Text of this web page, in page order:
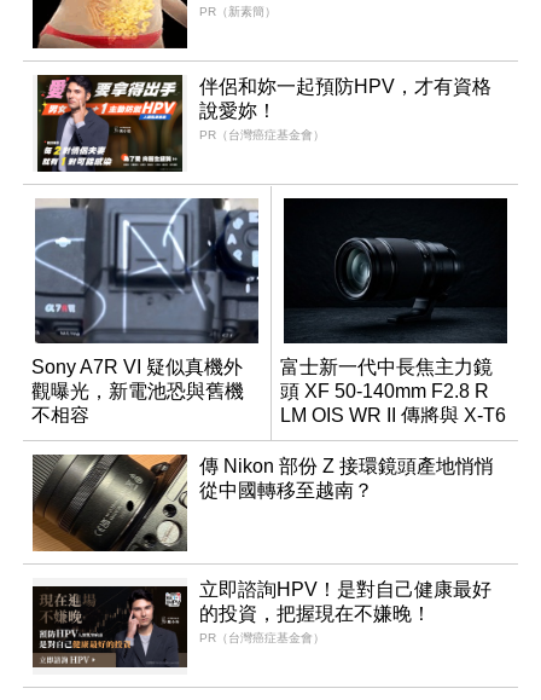
PR（新素簡）
伴侶和妳一起預防HPV，才有資格
說愛妳！
PR（台灣癌症基金會）
Sony A7R VI 疑似真機外
觀曝光，新電池恐與舊機
不相容
富士新一代中長焦主力鏡
頭 XF 50-140mm F2.8 R
LM OIS WR II 傳將與 X-T6
同步亮相
傳 Nikon 部份 Z 接環鏡頭產地悄悄
從中國轉移至越南？
立即諮詢HPV！是對自己健康最好
的投資，把握現在不嫌晚！
PR（台灣癌症基金會）